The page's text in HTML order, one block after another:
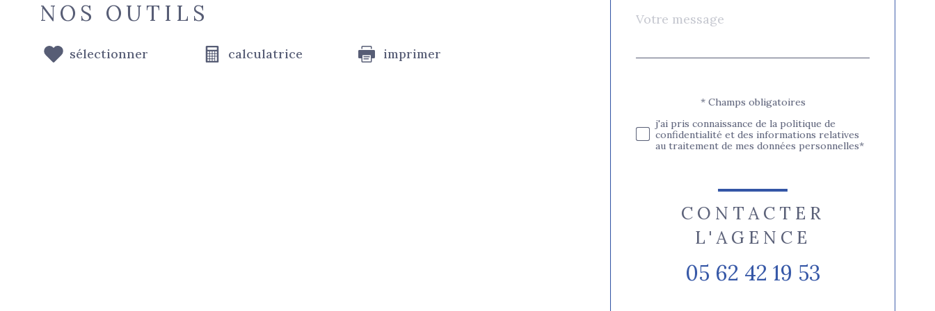
NOS OUTILS
sélectionner calculatrice imprimer
Fieldset
défaut
Message
*
Validation* Champs obligatoires
j'ai pris connaissance de la politique de
confidentialité et des informations relatives
au traitement de mes données personnelles*
CONTACTER
L'AGENCE
05 62 42 19 53